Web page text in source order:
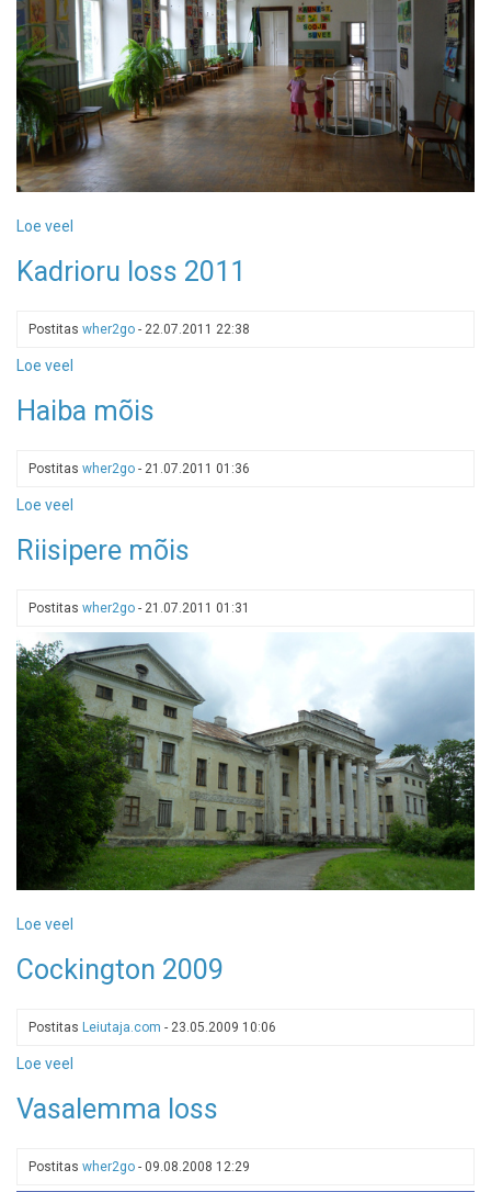
Loe veel
mõis,
Kadrioru loss 2011
Postitas wher2go - 22.07.2011 22:38
Loe veel
loss
Haiba mõis
Postitas wher2go - 21.07.2011 01:36
Loe veel
mõis
Riisipere mõis
Postitas wher2go - 21.07.2011 01:31
Loe veel
mõis
Cockington 2009
Postitas Leiutaja.com - 23.05.2009 10:06
Loe veel
2009
Vasalemma loss
Postitas wher2go - 09.08.2008 12:29